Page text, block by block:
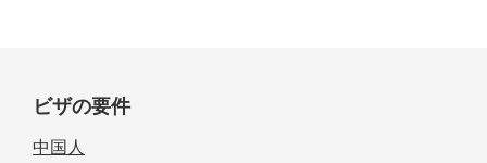
ビザの要件
中国人